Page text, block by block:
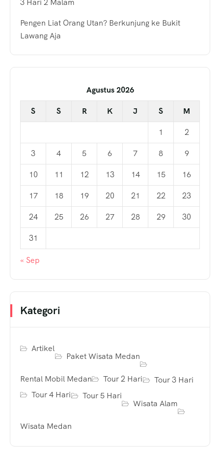
Pengen Liat Orang Utan? Berkunjung ke Bukit
Lawang Aja
Agustus 2026
S S R K J S M
1 2
3 4 5 6 7 8 9
10 11 12 13 14 15 16
17 18 19 20 21 22 23
24 25 26 27 28 29 30
31
« Sep
Kategori
Artikel
Paket Wisata Medan
Rental Mobil Medan Tour 2 Hari
Tour 3 Hari
Tour 4 Hari
Tour 5 Hari
Wisata Alam
Wisata Medan